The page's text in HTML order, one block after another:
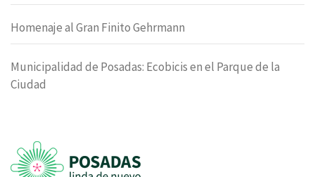
Homenaje al Gran Finito Gehrmann
Municipalidad de Posadas: Ecobicis en el Parque de la
Ciudad